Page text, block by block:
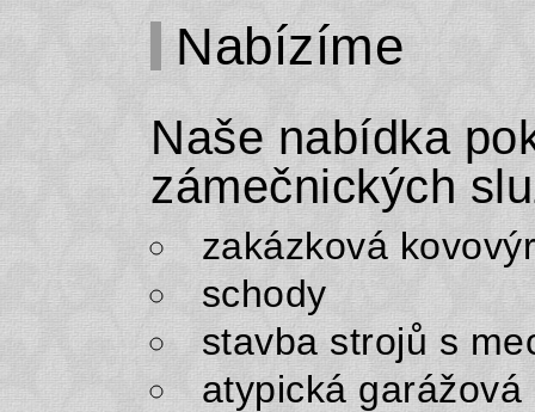
Nabízíme
Naše nabídka
zámečnických
zakázková
schody
stavba strojů s
atypická